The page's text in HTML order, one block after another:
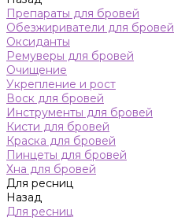
Препараты для бровей
Обезжириватели для бровей
Оксиданты
Ремуверы для бровей
Очищение
Укрепление и рост
Воск для бровей
Инструменты для бровей
Кисти для бровей
Краска для бровей
Пинцеты для бровей
Хна для бровей
Для ресниц
Назад
Для ресниц